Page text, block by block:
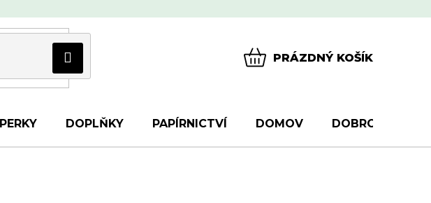
PRÁZDNÝ KOŠÍK
DOPLŇKY PAPÍRNICTVÍ DOMOV DOBROTY